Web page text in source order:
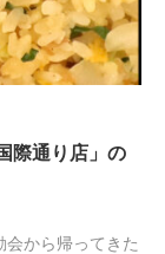
際通り店」の
会から帰ってきた